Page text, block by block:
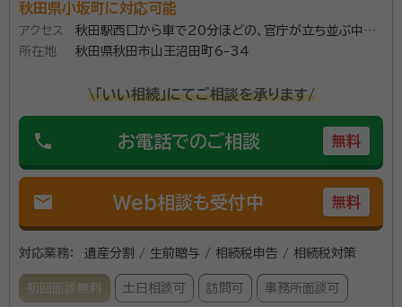
秋田県小坂町に対応可能
アクセス
秋田駅西口から車で20分ほどの、官庁が立ち並ぶ中心
部の山王地区にあります。
所在地 秋田県秋田市山王沼田町6-34
\「いい相続」にてご相談を承ります/
phone お電話でのご相談 無料
mail Web相談も受付中 無料
対応業務： 遺産分割 / 生前贈与 / 相続税申告 / 相続税対策
初回面談無料 土日相談可 訪問可 事務所面談可